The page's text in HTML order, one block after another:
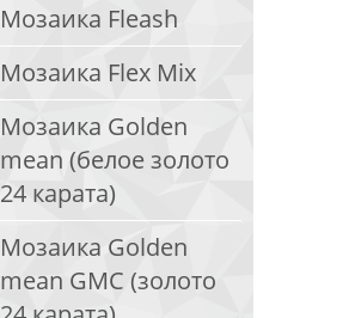
Мозаика Fleash
Мозаика Flex Mix
Мозаика Golden
mean (белое золото
24 карата)
Мозаика Golden
mean GMC (золото